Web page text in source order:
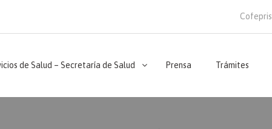
Cofepris
de Salud – Secretaría de Salud Prensa Trámites